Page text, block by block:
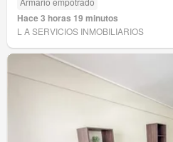
Hace 3 horas 19 minutos
L A SERVICIOS INMOBILIARIOS